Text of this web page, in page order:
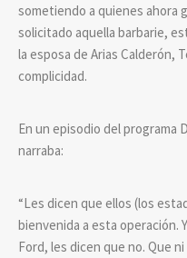
sometiendo a quienes ahora
solicitado aquella barbarie,
la esposa de Arias Calderón,
complicidad.
En un episodio del programa
narraba:
“Les dicen que ellos (los
bienvenida a esta operación.
Ford, les dicen que no. Que